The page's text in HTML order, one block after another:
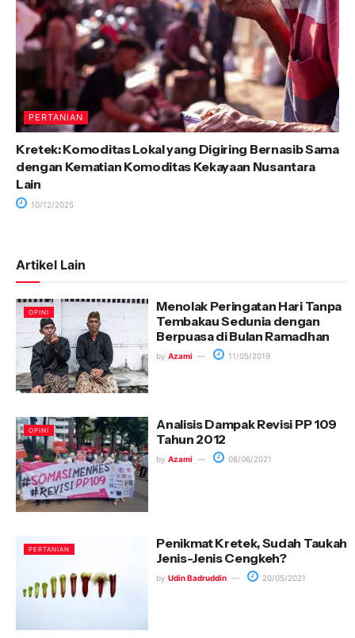
PERTANIAN
Kretek: Komoditas Lokal yang Digiring Bernasib Sama
dengan Kematian Komoditas Kekayaan Nusantara
Lain
10/12/2025
Artikel Lain
OPINI
Menolak Peringatan Hari Tanpa
Tembakau Sedunia dengan
Berpuasa di Bulan Ramadhan
by Azami 11/05/2019
OPINI
Analisis Dampak Revisi PP 109
Tahun 2012
by Azami 08/06/2021
PERTANIAN
Penikmat Kretek, Sudah Taukah
Jenis-Jenis Cengkeh?
by Udin Badruddin 20/05/2021